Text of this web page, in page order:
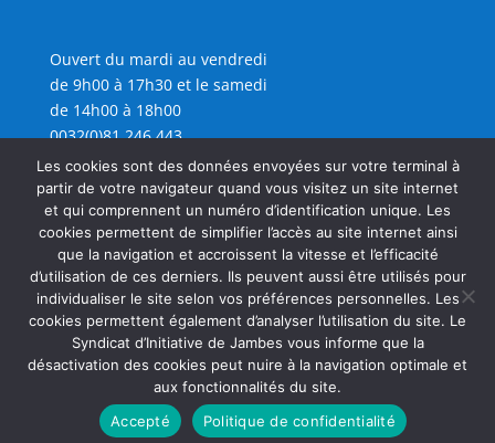
Ouvert du mardi au vendredi
de 9h00 à 17h30 et le samedi
de 14h00 à 18h00
0032(0)81 246 443
info@sijambes.be
Copyright SIJAMBES 2026
Les cookies sont des données envoyées sur votre terminal à
partir de votre navigateur quand vous visitez un site internet
et qui comprennent un numéro d’identification unique. Les
cookies permettent de simplifier l’accès au site internet ainsi
que la navigation et accroissent la vitesse et l’efficacité
d’utilisation de ces derniers. Ils peuvent aussi être utilisés pour
individualiser le site selon vos préférences personnelles. Les
cookies permettent également d’analyser l’utilisation du site. Le
Syndicat d’Initiative de Jambes vous informe que la
désactivation des cookies peut nuire à la navigation optimale et
aux fonctionnalités du site.
Accepté
Politique de confidentialité